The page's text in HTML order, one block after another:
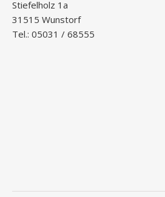
Stiefelholz 1a
31515 Wunstorf
Tel.: 05031 / 68555